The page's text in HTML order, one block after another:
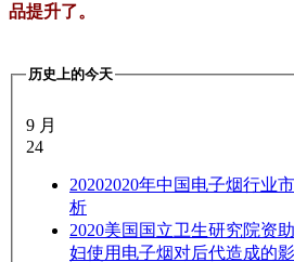
品提升了。
历史上的今天
9 月
24
20202020年中国电子烟行业
析
2020美国国立卫生研究院资
妇使用电子烟对后代造成的